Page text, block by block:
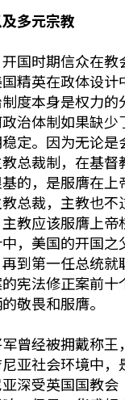
多元宗教
国时期信众在教
精英在政体设计
度本身是权力的
治体制如果缺少
定。因为无论是
总裁制，在基督
的，是服膺在上
总裁，主教也不
教应该服膺上帝
，美国的开国之
到第一任总统就
宪法修正案前十
敬畏和服膺。
曾经被拥戴称王
亚社会环境中，
深受英国国教会